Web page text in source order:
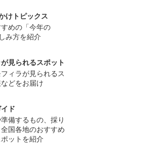
けトピックス
めの「今年の
み方を紹介
見られるスポット
ィラが見られるス
どをお届け
ド
備するもの、採り
国各地のおすすめ
ットを紹介